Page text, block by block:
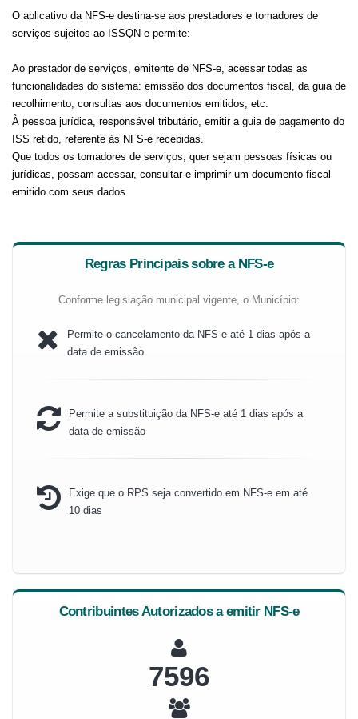
O aplicativo da NFS-e destina-se aos prestadores e tomadores de
serviços sujeitos ao ISSQN e permite:
Ao prestador de serviços, emitente de NFS-e, acessar todas as
funcionalidades do sistema: emissão dos documentos fiscal, da guia de
recolhimento, consultas aos documentos emitidos, etc.
À pessoa jurídica, responsável tributário, emitir a guia de pagamento do
ISS retido, referente às NFS-e recebidas.
Que todos os tomadores de serviços, quer sejam pessoas físicas ou
jurídicas, possam acessar, consultar e imprimir um documento fiscal
emitido com seus dados.
Regras Principais sobre a NFS-e
Conforme legislação municipal vigente, o Município:
Permite o cancelamento da NFS-e até 1 dias após a
data de emissão
Permite a substituição da NFS-e até 1 dias após a
data de emissão
Exige que o RPS seja convertido em NFS-e em até
10 dias
Contribuintes Autorizados a emitir NFS-e
8765